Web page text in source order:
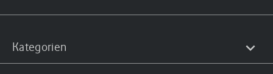
Kategorien